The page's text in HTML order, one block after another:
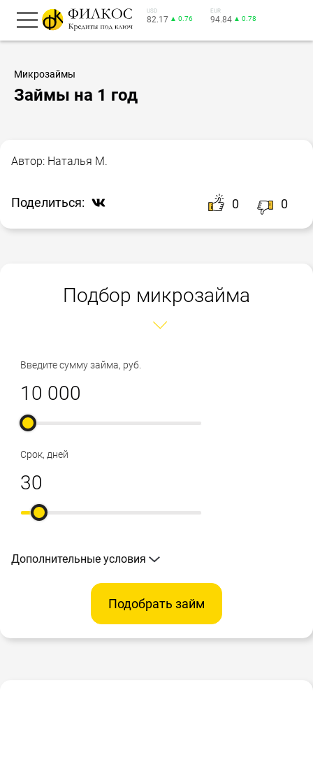
USD
82.17 ▲ 0.76
EUR
94.84 ▲ 0.78
Микрозаймы
Займы на 1 год
Автор: Наталья М.
Поделиться: 0 0
Подбор микрозайма
Введите сумму займа, руб.
Срок, дней
Дополнительные условия
Подобрать займ